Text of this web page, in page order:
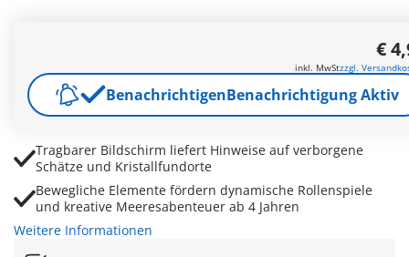
Robotische Fischbegleiter unterstützen spannende
Unterwasser-Missionen und Schatzsuchen
Abnehmbare Flossen, Helm und Dolche sorgen für flexible
Tragbarer Bildschirm liefert Hinweise auf verborgene
Schätze und Kristallfundorte
Bewegliche Elemente fördern dynamische Rollenspiele
und kreative Meeresabenteuer ab 4 Jahren
Weitere Informationen
€
inkl. MwStzzgl.
BenachrichtigenBenachrichtigung Aktiv